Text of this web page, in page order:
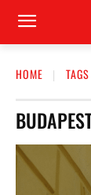
HOME TAGS